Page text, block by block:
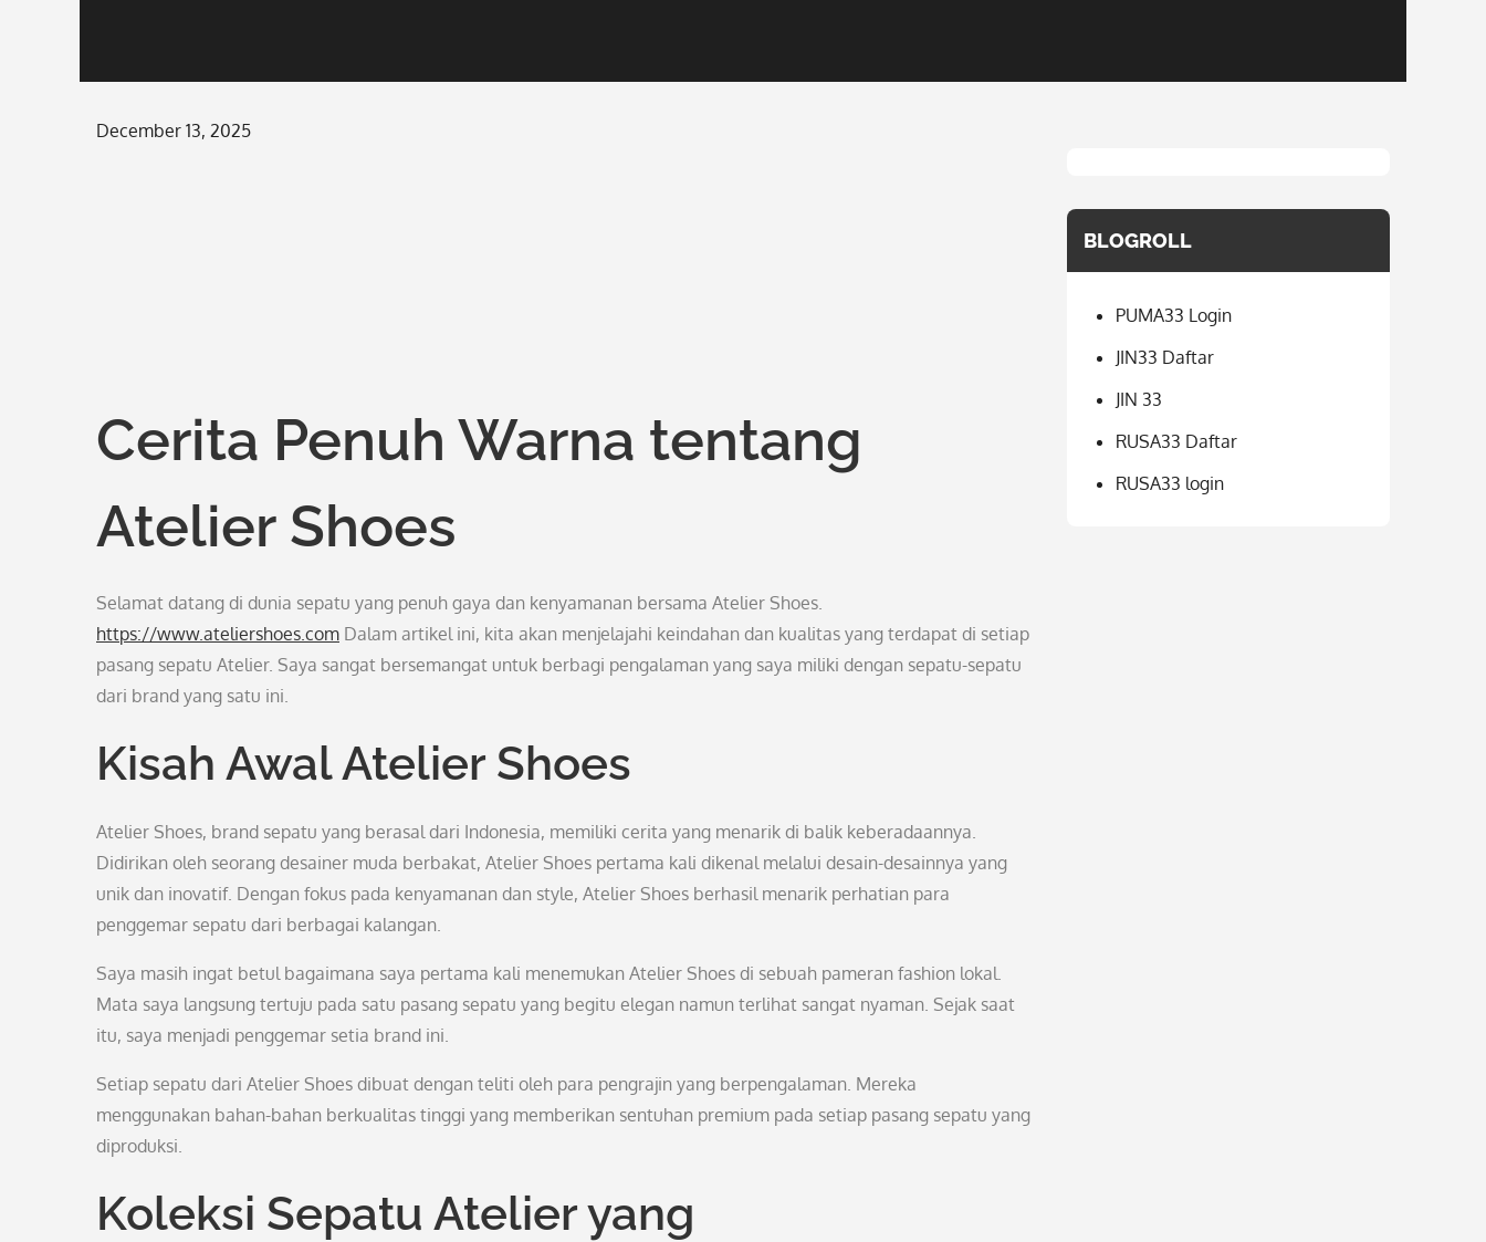
Posted
December 13, 2025
Cerita Penuh Warna tentang
Atelier Shoes
Selamat datang di dunia sepatu yang penuh gaya dan kenyamanan bersama Atelier Shoes.
https://www.ateliershoes.com Dalam artikel ini, kita akan menjelajahi keindahan dan kualitas yang terdapat di setiap
pasang sepatu Atelier. Saya sangat bersemangat untuk berbagi pengalaman yang saya miliki dengan sepatu-sepatu
dari brand yang satu ini.
Kisah Awal Atelier Shoes
Atelier Shoes, brand sepatu yang berasal dari Indonesia, memiliki cerita yang menarik di balik keberadaannya.
Didirikan oleh seorang desainer muda berbakat, Atelier Shoes pertama kali dikenal melalui desain-desainnya yang
unik dan inovatif. Dengan fokus pada kenyamanan dan style, Atelier Shoes berhasil menarik perhatian para
penggemar sepatu dari berbagai kalangan.
Saya masih ingat betul bagaimana saya pertama kali menemukan Atelier Shoes di sebuah pameran fashion lokal.
Mata saya langsung tertuju pada satu pasang sepatu yang begitu elegan namun terlihat sangat nyaman. Sejak saat
itu, saya menjadi penggemar setia brand ini.
Setiap sepatu dari Atelier Shoes dibuat dengan teliti oleh para pengrajin yang berpengalaman. Mereka
menggunakan bahan-bahan berkualitas tinggi yang memberikan sentuhan premium pada setiap pasang sepatu yang
diproduksi.
Koleksi Sepatu Atelier yang
BLOGROLL
PUMA33 Login
JIN33 Daftar
JIN 33
RUSA33 Daftar
RUSA33 login